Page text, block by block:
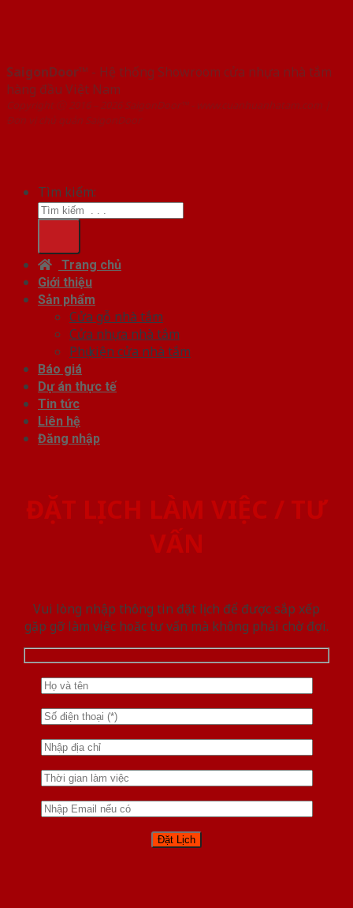
SaigonDoor™ - Hệ thống Showroom cửa nhựa nhà tắm
hàng đầu Việt Nam
Copyright ⓒ 2016 – 2026 SaigonDoor™ - www.cuanhuanhatam.com |
Đơn vị chủ quản SaigonDoor
Tìm kiếm:
Trang chủ
Giới thiệu
Sản phẩm
Cửa gỗ nhà tắm
Cửa nhựa nhà tắm
Phụ kiện cửa nhà tắm
Báo giá
Dự án thực tế
Tin tức
Liên hệ
Đăng nhập
ĐẶT LỊCH LÀM VIỆC / TƯ
VẤN
Vui lòng nhập thông tin đặt lịch để được sắp xếp
gặp gỡ làm việc hoăc tư vấn mà không phải chờ đợi.